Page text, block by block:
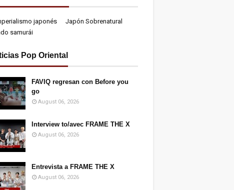
japonés
Japón Sobrenatural
samurái
Pop Oriental
FAVIQ regresan con Before you
go
August 06, 2026
Interview to/avec FRAME THE X
August 06, 2026
Entrevista a FRAME THE X
August 06, 2026